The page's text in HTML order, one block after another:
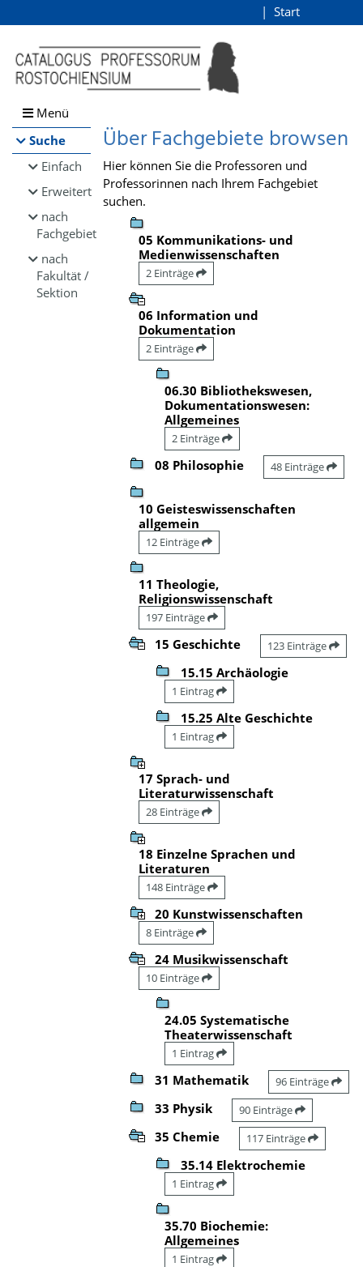
Browsen
direkt zum Inhalt
Start
Menü
Suche
Einfach
Erweitert
nach
Fachgebiet
nach
Fakultät /
Sektion
Über Fachgebiete browsen
Hier können Sie die Professoren und
Professorinnen nach Ihrem Fachgebiet
suchen.
05 Kommunikations- und
Medienwissenschaften
2 Einträge
06 Information und
Dokumentation
2 Einträge
06.30 Bibliothekswesen,
Dokumentationswesen:
Allgemeines
2 Einträge
08 Philosophie 48 Einträge
10 Geisteswissenschaften
allgemein
12 Einträge
11 Theologie,
Religionswissenschaft
197 Einträge
15 Geschichte 123 Einträge
15.15 Archäologie
1 Eintrag
15.25 Alte Geschichte
1 Eintrag
17 Sprach- und
Literaturwissenschaft
28 Einträge
18 Einzelne Sprachen und
Literaturen
148 Einträge
20 Kunstwissenschaften
8 Einträge
24 Musikwissenschaft
10 Einträge
24.05 Systematische
Theaterwissenschaft
1 Eintrag
31 Mathematik 96 Einträge
33 Physik 90 Einträge
35 Chemie 117 Einträge
35.14 Elektrochemie
1 Eintrag
35.70 Biochemie:
Allgemeines
1 Eintrag